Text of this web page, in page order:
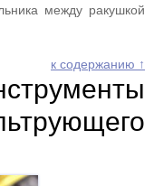
между ракушкой
к содержанию ↑